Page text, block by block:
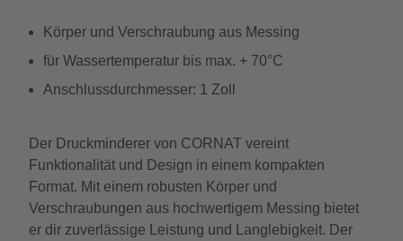
Körper und Verschraubung aus Messing
für Wassertemperatur bis max. + 70°C
Anschlussdurchmesser: 1 Zoll
Der Druckminderer von CORNAT vereint
Funktionalität und Design in einem kompakten
Format. Mit einem robusten Körper und
Verschraubungen aus hochwertigem Messing bietet
er dir zuverlässige Leistung und Langlebigkeit. Der